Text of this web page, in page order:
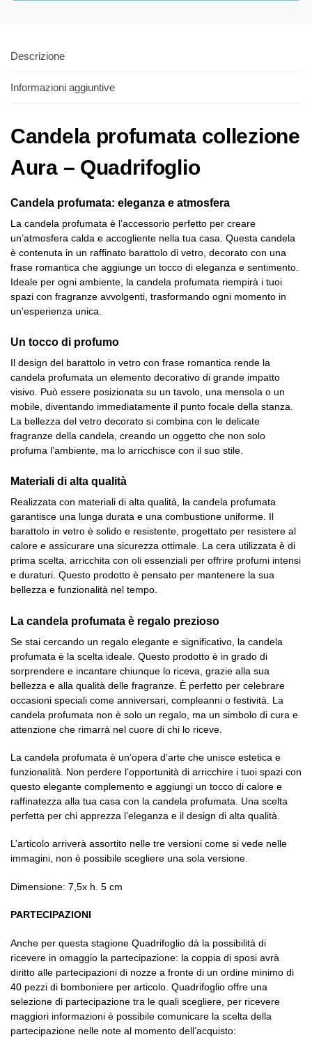
Descrizione
Informazioni aggiuntive
Candela profumata collezione
Aura – Quadrifoglio
Candela profumata: eleganza e atmosfera
La candela profumata è l’accessorio perfetto per creare
un’atmosfera calda e accogliente nella tua casa. Questa candela
è contenuta in un raffinato barattolo di vetro, decorato con una
frase romantica che aggiunge un tocco di eleganza e sentimento.
Ideale per ogni ambiente, la candela profumata riempirà i tuoi
spazi con fragranze avvolgenti, trasformando ogni momento in
un’esperienza unica.
Un tocco di profumo
Il design del barattolo in vetro con frase romantica rende la
candela profumata un elemento decorativo di grande impatto
visivo. Può essere posizionata su un tavolo, una mensola o un
mobile, diventando immediatamente il punto focale della stanza.
La bellezza del vetro decorato si combina con le delicate
fragranze della candela, creando un oggetto che non solo
profuma l’ambiente, ma lo arricchisce con il suo stile.
Materiali di alta qualità
Realizzata con materiali di alta qualità, la candela profumata
garantisce una lunga durata e una combustione uniforme. Il
barattolo in vetro è solido e resistente, progettato per resistere al
calore e assicurare una sicurezza ottimale. La cera utilizzata è di
prima scelta, arricchita con oli essenziali per offrire profumi intensi
e duraturi. Questo prodotto è pensato per mantenere la sua
bellezza e funzionalità nel tempo.
La candela profumata è regalo prezioso
Se stai cercando un regalo elegante e significativo, la candela
profumata è la scelta ideale. Questo prodotto è in grado di
sorprendere e incantare chiunque lo riceva, grazie alla sua
bellezza e alla qualità delle fragranze. È perfetto per celebrare
occasioni speciali come anniversari, compleanni o festività. La
candela profumata non è solo un regalo, ma un simbolo di cura e
attenzione che rimarrà nel cuore di chi lo riceve.
La candela profumata è un’opera d’arte che unisce estetica e
funzionalità. Non perdere l’opportunità di arricchire i tuoi spazi con
questo elegante complemento e aggiungi un tocco di calore e
raffinatezza alla tua casa con la candela profumata. Una scelta
perfetta per chi apprezza l’eleganza e il design di alta qualità.
L’articolo arriverà assortito nelle tre versioni come si vede nelle
immagini, non è possibile scegliere una sola versione.
Dimensione: 7,5x h. 5 cm
PARTECIPAZIONI
Anche per questa stagione Quadrifoglio dà la possibilità di
ricevere in omaggio la partecipazione: la coppia di sposi avrà
diritto alle partecipazioni di nozze a fronte di un ordine minimo di
40 pezzi di bomboniere per articolo. Quadrifoglio offre una
selezione di partecipazione tra le quali scegliere, per ricevere
maggiori informazioni è possibile comunicare la scelta della
partecipazione nelle note al momento dell’acquisto: